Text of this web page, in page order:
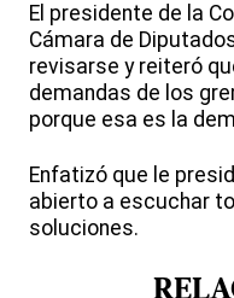
El presidente de la
Cámara de
revisarse y reiteró
demandas de los
porque esa es la
Enfatizó que le
abierto a escuchar
soluciones.